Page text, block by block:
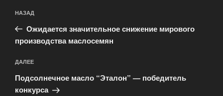
по
записям
Предыдущая
запись:
НАЗАД
Ожидается значительное снижение мирового
производства маслосемян
Следующая
запись
ДАЛЕЕ
Подсолнечное масло “Эталон” — победитель
конкурса